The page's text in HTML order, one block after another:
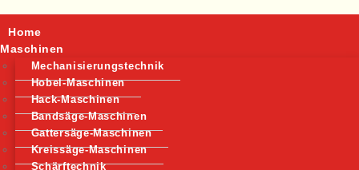
Home
Maschinen
Mechanisierungstechnik
Hobel-Maschinen
Hack-Maschinen
Bandsäge-Maschinen
Gattersäge-Maschinen
Kreissäge-Maschinen
Schärftechnik